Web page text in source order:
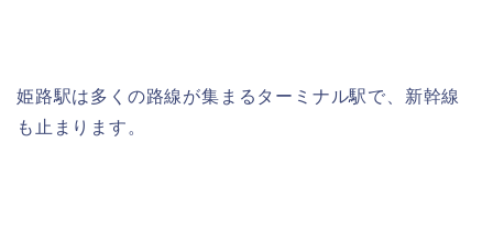
姫路駅は多くの路線が集まるターミナル駅で、新幹線
も止まります。